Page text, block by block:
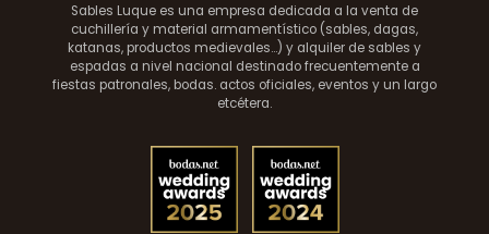
Sables Luque es una empresa dedicada a la venta de
cuchillería y material armamentístico (sables, dagas,
katanas, productos medievales...) y alquiler de sables y
espadas a nivel nacional destinado frecuentemente a
fiestas patronales, bodas. actos oficiales, eventos y un largo
etcétera.